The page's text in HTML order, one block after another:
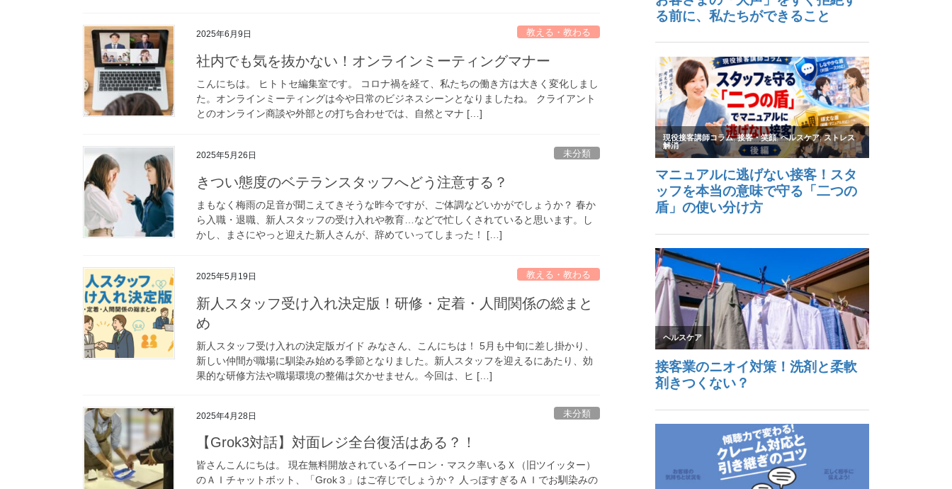
2025年6月9日 教える・教わる
社内でも気を抜かない！オンラインミーティングマナー
こんにちは。 ヒトトセ編集室です。 コロナ禍を経て、私たちの働き方は大きく変化しまし
た。オンラインミーティングは今や日常のビジネスシーンとなりましたね。 クライアント
とのオンライン商談や外部との打ち合わせでは、自然とマナ […]
2025年5月26日 未分類
きつい態度のベテランスタッフへどう注意する？
まもなく梅雨の足音が聞こえてきそうな昨今ですが、ご体調などいかがでしょうか？ 春か
ら入職・退職、新人スタッフの受け入れや教育…などで忙しくされていると思います。し
かし、まさにやっと迎えた新人さんが、辞めていってしまった！ […]
2025年5月19日 教える・教わる
新人スタッフ受け入れ決定版！研修・定着・人間関係の総まと
め
新人スタッフ受け入れの決定版ガイド みなさん、こんにちは！ 5月も中旬に差し掛かり、
新しい仲間が職場に馴染み始める季節となりました。新人スタッフを迎えるにあたり、効
果的な研修方法や職場環境の整備は欠かせません。今回は、ヒ […]
2025年4月28日 未分類
【Grok3対話】対面レジ全台復活はある？！
皆さんこんにちは。 現在無料開放されているイーロン・マスク率いるＸ（旧ツイッター）
のＡＩチャットボット、「Grok３」はご存じでしょうか？ 人っぽすぎるＡＩでお馴染みの